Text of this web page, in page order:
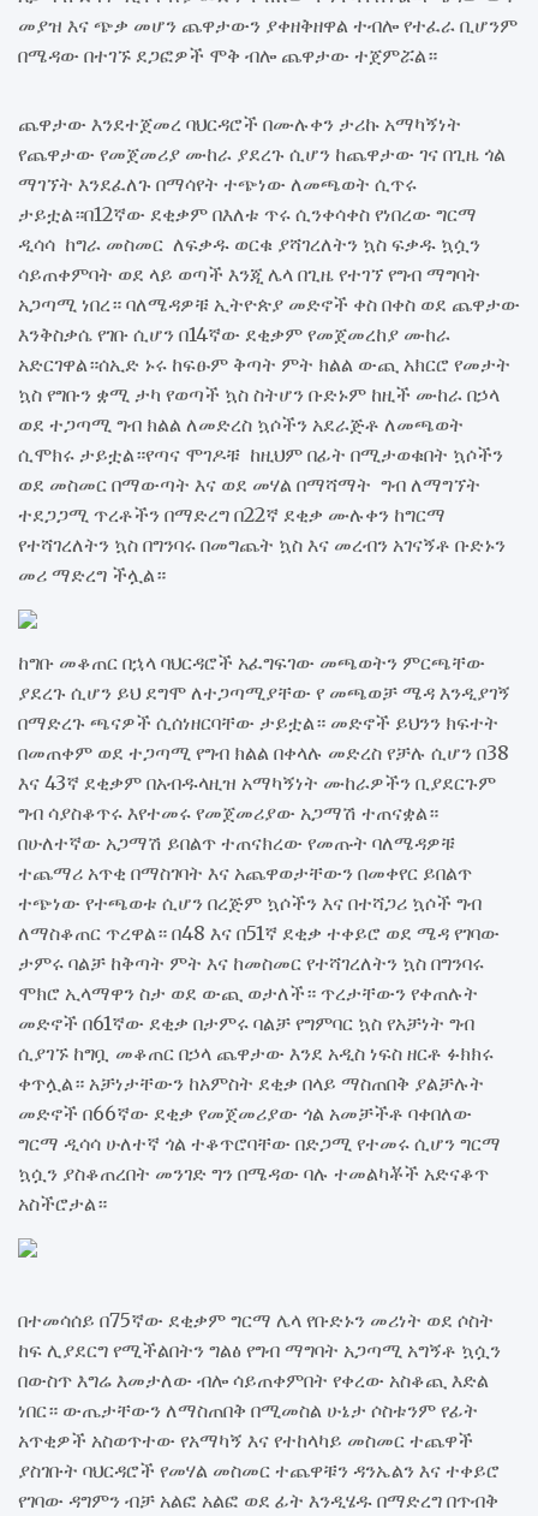
መያዝ እና ጭቃ መሆን ጨዋታውን ያቀዘቅዘዋል ተብሎ የተፈራ ቢሆንም
በሜዳው በተገኙ ደጋፎዎች ሞቅ ብሎ ጨዋታው ተጀምሯል።
ጨዋታው እንደተጀመረ ባህርዳሮች በሙሉቀን ታሪኩ አማካኝነት
የጨዋታው የመጀመሪያ ሙከራ ያደረጉ ሲሆን ከጨዋታው ገና በጊዜ ጎል
ማገኘት እንደፈለጉ በማሳየት ተጭነው ለመጫወት ሲጥሩ
ታይቷል።በ12ኛው ደቂቃም በእለቱ ጥሩ ሲንቀሳቀስ የነበረው ግርማ
ዲሳሳ ከግራ መስመር ለፍቃዱ ወርቁ ያሻገረለትን ኳስ ፍቃዱ ኳሷን
ሳይጠቀምባት ወደ ላይ ወጣች እንጂ ሌላ በጊዜ የተገኘ የግብ ማግባት
አጋጣሚ ነበረ። ባለሜዳዎቹ ኢትዮጵያ መድኖች ቀስ በቀስ ወደ ጨዋታው
እንቅስቃሴ የገቡ ሲሆን በ14ኛው ደቂቃም የመጀመረከያ ሙከራ
አድርገዋል።ሰኢድ ኑሩ ከፍፁም ቅጣት ምት ክልል ውጪ አክርሮ የመታት
ኳስ የግቡን ቋሚ ታካ የወጣች ኳስ ስትሆን ቡድኑም ከዚች ሙከራ በኃላ
ወደ ተጋጣሚ ግብ ክልል ለመድረስ ኳሶችን አደራጅቶ ለመጫወት
ሲሞክሩ ታይቷል።የጣና ሞገዶቹ ከዚህም በፊት በሚታወቁበት ኳሶችን
ወደ መስመር በማውጣት እና ወደ መሃል በማሻማት ግብ ለማግኘት
ተደጋጋሚ ጥረቶችን በማድረግ በ22ኛ ደቂቃ ሙሉቀን ከግርማ
የተሻገረለትን ኳስ በግንባሩ በመግጨት ኳስ እና መረብን አገናኝቶ ቡድኑን
መሪ ማድረግ ችሏል።
ከግቡ መቆጠር በኋላ ባህርዳሮች አፈግፍገው መጫወትን ምርጫቸው
ያደረጉ ሲሆን ይህ ደግሞ ለተጋጣሚያቸው የ መጫወቻ ሜዳ እንዲያገኝ
በማድረጉ ጫናዎች ሲሰነዘርባቸው ታይቷል። መድኖች ይህንን ክፍተት
በመጠቀም ወደ ተጋጣሚ የግብ ክልል በቀላሉ መድረስ የቻሉ ሲሆን በ38
እና 43ኛ ደቂቃም በአብዱላዚዝ አማካኝነት ሙከራዎችን ቢያደርጉም
ግብ ሳያስቆጥሩ እየተመሩ የመጀመሪያው አጋማሽ ተጠናቋል።
በሁለተኛው አጋማሽ ይበልጥ ተጠናክረው የመጡት ባለሜዳዎቹ
ተጨማሪ አጥቂ በማስገባት እና አጨዋወታቸውን በመቀየር ይበልጥ
ተጭነው የተጫወቱ ሲሆን በረጅም ኳሶችን እና በተሻጋሪ ኳሶች ግብ
ለማስቆጠር ጥረዋል። በ48 እና በ51ኛ ደቂቃ ተቀይሮ ወደ ሜዳ የገባው
ታምሩ ባልቻ ከቅጣት ምት እና ከመስመር የተሻገረለትን ኳስ በግንባሩ
ሞክሮ ኢላማዋን ስታ ወደ ውጪ ወታለች። ጥረታቸውን የቀጠሉት
መድኖች በ61ኛው ደቂቃ በታምሩ ባልቻ የግምባር ኳስ የአቻነት ግብ
ሲያገኙ ከግቧ መቆጠር በኃላ ጨዋታው እንደ አዲስ ነፍስ ዘርቶ ፉክክሩ
ቀጥሏል። አቻነታቸውን ከአምስት ደቂቃ በላይ ማስጠበቅ ያልቻሉት
መድኖች በ66ኛው ደቂቃ የመጀመሪያው ጎል አመቻችቶ ባቀበለው
ግርማ ዲሳሳ ሁለተኛ ጎል ተቆጥሮባቸው በድጋሚ የተመሩ ሲሆን ግርማ
ኳሷን ያስቆጠረበት መንገድ ግን በሜዳው ባሉ ተመልካቾች አድናቆጥ
አስችሮታል።
በተመሳሰይ በ75ኛው ደቂቃም ግርማ ሌላ የቡድኑን መሪነት ወደ ሶስት
ከፍ ሊያደርግ የሚችልበትን ግልፅ የግብ ማግባት አጋጣሚ አግኝቶ ኳሷን
በውስጥ እግሬ እመታለው ብሎ ሳይጠቀምበት የቀረው አስቆጪ እድል
ነበር። ውጤታቸውን ለማስጠበቅ በሚመስል ሁኔታ ሶስቱንም የፊት
አጥቂዎች አስወጥተው የአማካኝ እና የተከላካይ መስመር ተጨዋች
ያስገቡት ባህርዳሮች የመሃል መስመር ተጨዋቹን ዳንኤልን እና ተቀይሮ
የገባው ዳግምን ብቻ አልፎ አልፎ ወደ ፊት እንዲሄዱ በማድረግ በጥብቅ